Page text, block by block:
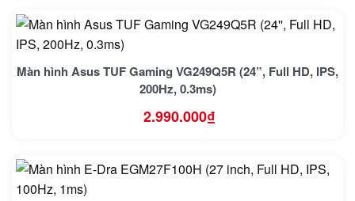
Màn hình Asus TUF Gaming VG249Q5R (24”, Full HD, IPS,
200Hz, 0.3ms)
2.990.000₫